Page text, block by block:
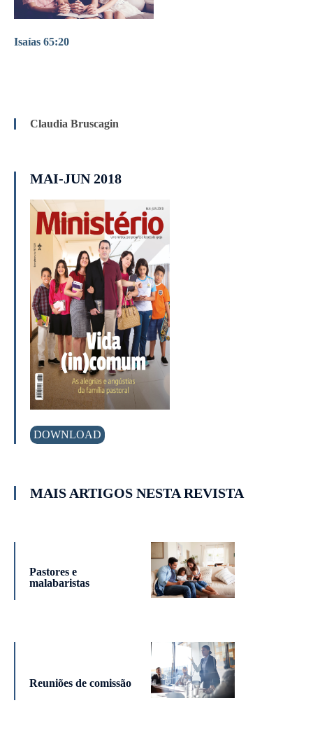
Isaías 65:20
Claudia Bruscagin
MAI-JUN 2018
DOWNLOAD
MAIS ARTIGOS NESTA REVISTA
Pastores e
malabaristas
Reuniões de comissão